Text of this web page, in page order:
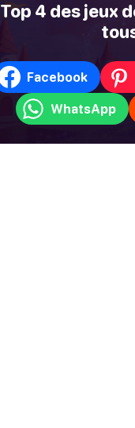
Top 4 des jeux
Facebook
WhatsApp